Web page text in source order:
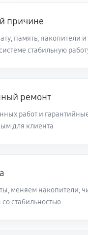
причине
память, накопители и
стабильную
ремонт
работ и
для клиента
меняем накопители,
стабильностью